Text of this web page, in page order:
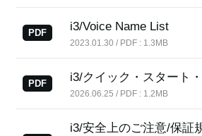
News
Location
PDF i3/Voice Name List
2023.01.30 / PDF : 1.3MB
PDF i3/クイック・スタート
2026.06.25 / PDF : 1.2MB
i3/安全上のご注意/保証